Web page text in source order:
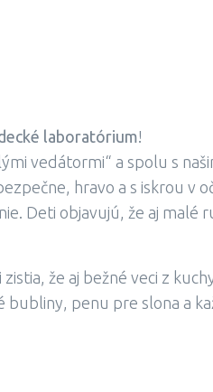
laboratórium!
vedátormi“ a spolu s
hravo a s iskrou v
Deti objavujú, že aj malé
zistia, že aj bežné veci z
penu pre slona a